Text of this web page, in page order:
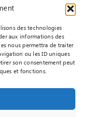
des technologies
aux informations des
nous permettra de traiter
ou les ID uniques
son consentement peut
et fonctions.